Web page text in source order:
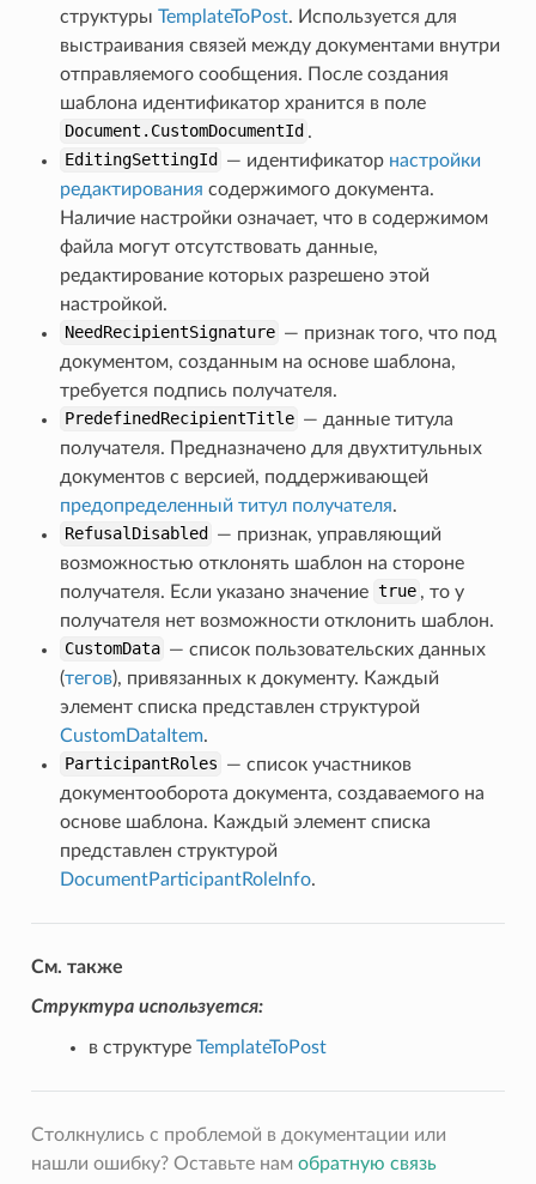
структуры TemplateToPost. Используется для
выстраивания связей между документами внутри
отправляемого сообщения. После создания
шаблона идентификатор хранится в поле
Document.CustomDocumentId .
EditingSettingId
— идентификатор настройки
редактирования содержимого документа.
Наличие настройки означает, что в содержимом
файла могут отсутствовать данные,
редактирование которых разрешено этой
настройкой.
NeedRecipientSignature — признак того, что под
документом, созданным на основе шаблона,
требуется подпись получателя.
PredefinedRecipientTitle — данные титула
получателя. Предназначено для двухтитульных
документов с версией, поддерживающей
предопределенный титул получателя.
RefusalDisabled
— признак, управляющий
возможностью отклонять шаблон на стороне
получателя. Если указано значение true , то у
получателя нет возможности отклонить шаблон.
CustomData — список пользовательских данных
(тегов), привязанных к документу. Каждый
элемент списка представлен структурой
CustomDataItem.
ParticipantRoles — список участников
документооборота документа, создаваемого на
основе шаблона. Каждый элемент списка
представлен структурой
DocumentParticipantRoleInfo.
См. также
Структура используется:
в структуре TemplateToPost
Столкнулись с проблемой в документации или
нашли ошибку? Оставьте нам обратную связь